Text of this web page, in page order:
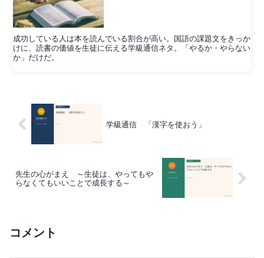
成功している人は本を読んでいる割合が高い。国語の課題文をきっか
けに、読書の価値を生徒に伝える学級通信ネタ。「やるか・やらない
か」だけだ。
学級通信 「漢字を使おう」
先生の心がまえ ～生徒は、やってもや
らなくてもいいことで成長する～
コメント